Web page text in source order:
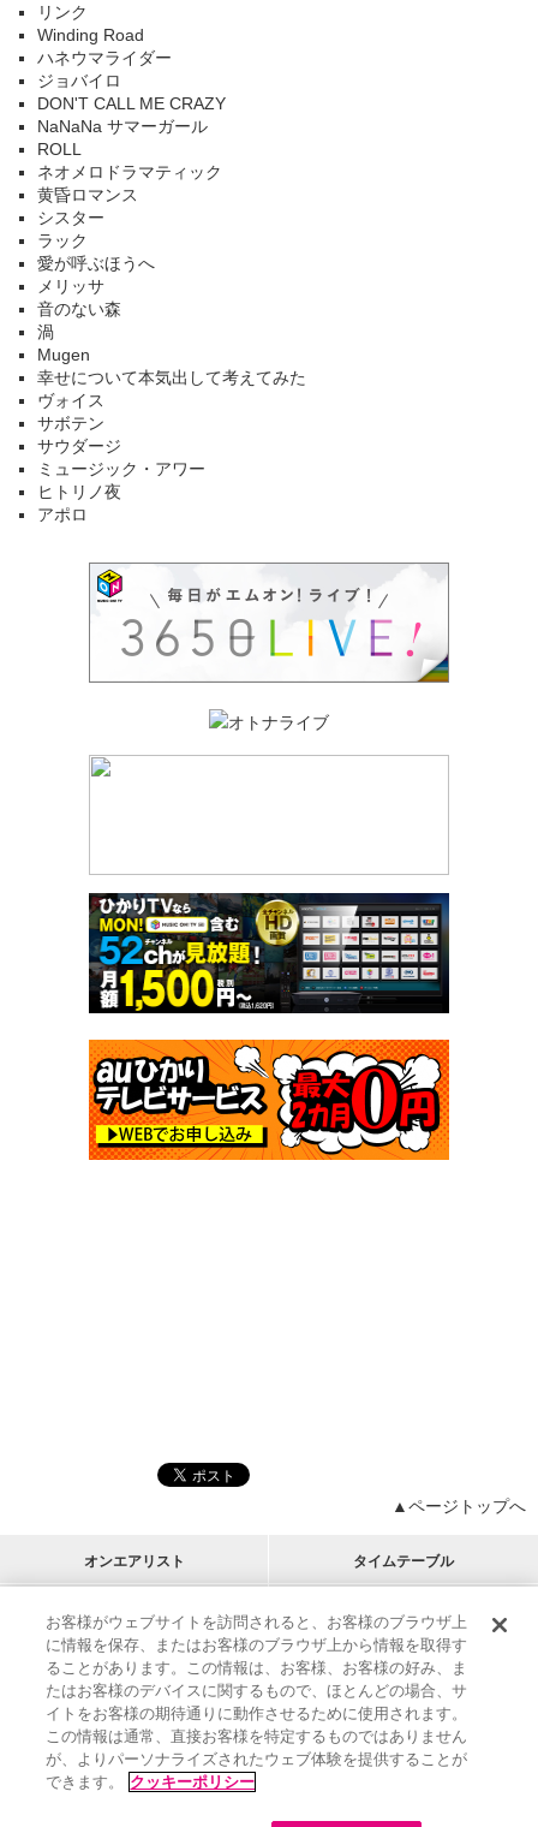
リンク
Winding Road
ハネウマライダー
ジョバイロ
DON'T CALL ME CRAZY
NaNaNa サマーガール
ROLL
ネオメロドラマティック
黄昏ロマンス
シスター
ラック
愛が呼ぶほうへ
メリッサ
音のない森
渦
Mugen
幸せについて本気出して考えてみた
ヴォイス
サボテン
サウダージ
ミュージック・アワー
ヒトリノ夜
アポロ
▲ページトップへ
オンエアリスト タイムテーブル
プログラムリスト チャート
アーティストリスト
M-ON!
RECOMMEND
リクエスト
インフォメーション | プレゼント&ご招待
MUSIC ON! TV（エムオン!）とは？ | サポート
サイト案内
| エムオン!友の会 | クッキーの詳細
お客様がウェブサイトを訪問されると、お客様のブラウザ上
に情報を保存、またはお客様のブラウザ上から情報を取得す
ることがあります。この情報は、お客様、お客様の好み、ま
たはお客様のデバイスに関するもので、ほとんどの場合、サ
イトをお客様の期待通りに動作させるために使用されます。
この情報は通常、直接お客様を特定するものではありません
が、よりパーソナライズされたウェブ体験を提供することが
できます。
クッキーポリシー